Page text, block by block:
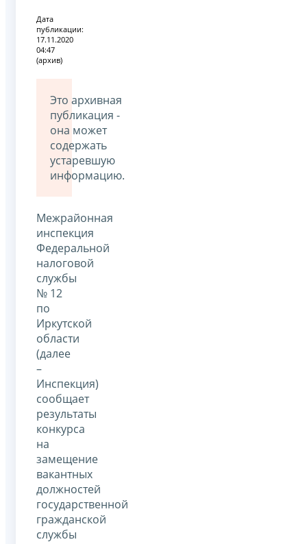
Дата
публикации:
17.11.2020
04:47
(архив)
Это архивная
публикация -
она может
содержать
устаревшую
информацию.
Межрайонная
инспекция
Федеральной
налоговой
службы
№ 12
по
Иркутской
области
(далее
–
Инспекция)
сообщает
результаты
конкурса
на
замещение
вакантных
должностей
государственной
гражданской
службы